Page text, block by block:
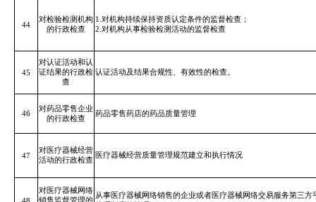
44
对检验检测机构
的行政检查
1.对机构持续保持资质认定条件的监督检查；
2.对机构从事检验检测活动的监督检查
45
对认证活动和认
证结果的行政检
查
认证活动及结果合规性、有效性的检查。
46
对药品零售企业
的行政检查
药品零售药店的药品质量管理
47
对医疗器械经营
活动的行政检查
医疗器械经营质量管理规范建立和执行情况
对医疗器械网络
销售监督管理的
从事医疗器械网络销售的企业或者医疗器械网络交易服务第三方